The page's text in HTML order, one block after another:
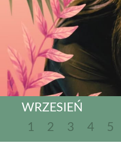
WRZESIEŃ
1
2 3 4 5